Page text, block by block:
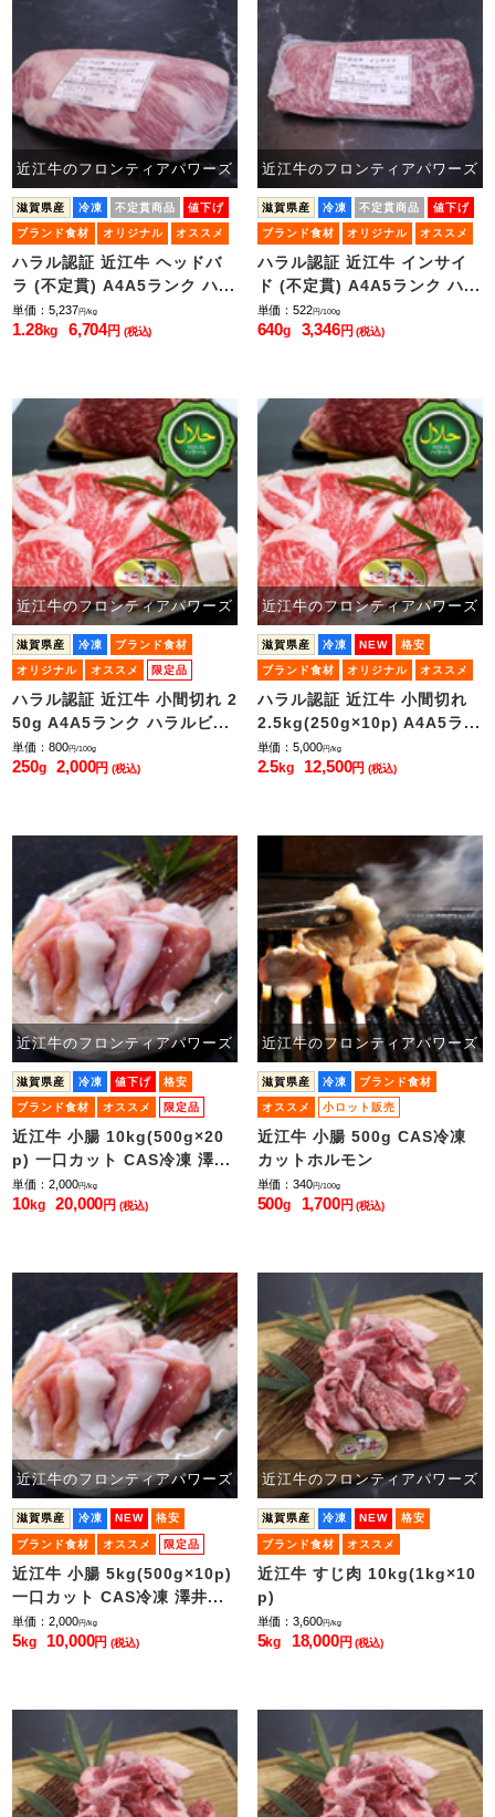
近江牛のフロンティアパワーズ
滋賀県産 冷凍 不定貫商品 値下げ
ブランド食材 オリジナル オススメ
限定品 残りわずか
ハラル認証 近江牛 ヘッドバ
ラ (不定貫) A4A5ランク ハ...
単価：5,237円/kg
1.28kg 6,704円 (税込)
近江牛のフロンティアパワーズ
滋賀県産 冷凍 不定貫商品 値下げ
ブランド食材 オリジナル オススメ
限定品 残りわずか
ハラル認証 近江牛 インサイ
ド (不定貫) A4A5ランク ハ...
単価：522円/100g
640g 3,346円(税込)
近江牛のフロンティアパワーズ
滋賀県産 冷凍 ブランド食材
オリジナル オススメ 限定品
小ロット販売
ハラル認証 近江牛 小間切れ 2
50g A4A5ランク ハラルビ...
単価：800円/100g
250g 2,000円(税込)
近江牛のフロンティアパワーズ
滋賀県産 冷凍 NEW 格安
ブランド食材 オリジナル オススメ
限定品
ハラル認証 近江牛 小間切れ
2.5kg(250g×10p) A4A5ラ...
単価：5,000円/kg
2.5kg 12,500円(税込)
近江牛のフロンティアパワーズ
滋賀県産 冷凍 値下げ 格安
ブランド食材 オススメ 限定品
近江牛 小腸 10kg(500g×20
p) 一口カット CAS冷凍 澤...
単価：2,000円/kg
10kg 20,000円 (税込)
近江牛のフロンティアパワーズ
滋賀県産 冷凍 ブランド食材
オススメ 小ロット販売
近江牛 小腸 500g CAS冷凍
カットホルモン
単価：340円/100g
500g 1,700円(税込)
近江牛のフロンティアパワーズ
滋賀県産 冷凍 NEW 格安
ブランド食材 オススメ 限定品
近江牛 小腸 5kg(500g×10p)
一口カット CAS冷凍 澤井...
単価：2,000円/kg
5kg 10,000円(税込)
近江牛のフロンティアパワーズ
滋賀県産 冷凍 NEW 格安
ブランド食材 オススメ
近江牛 すじ肉 10kg(1kg×10
p)
単価：3,600円/kg
5kg 18,000円(税込)